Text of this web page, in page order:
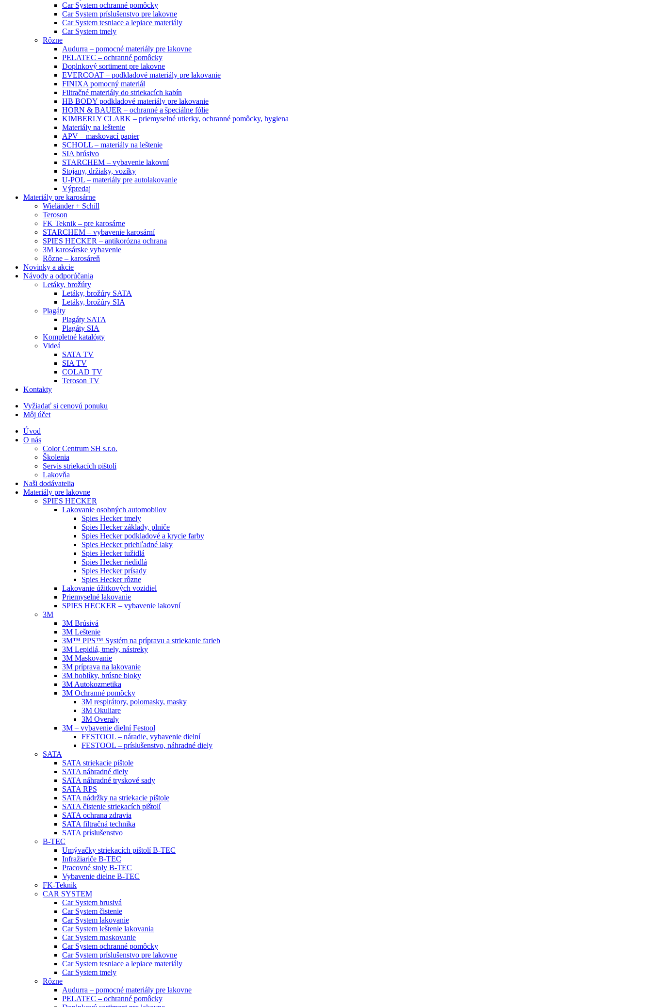
Car System ochranné pomôcky
Car System príslušenstvo pre lakovne
Car System tesniace a lepiace materiály
Car System tmely
Rôzne
Audurra – pomocné materiály pre lakovne
PELATEC – ochranné pomôcky
Doplnkový sortiment pre lakovne
EVERCOAT – podkladové materiály pre lakovanie
FINIXA pomocný materiál
Filtračné materiály do striekacích kabín
HB BODY podkladové materiály pre lakovanie
HORN & BAUER – ochranné a špeciálne fólie
KIMBERLY CLARK – priemyselné utierky, ochranné pomôcky, hygiena
Materiály na leštenie
APV – maskovací papier
SCHOLL – materiály na leštenie
SIA brúsivo
STARCHEM – vybavenie lakovní
Stojany, držiaky, vozíky
U-POL – materiály pre autolakovanie
Výpredaj
Materiály pre karosárne
Wieländer + Schill
Teroson
FK Teknik – pre karosárne
STARCHEM – vybavenie karosární
SPIES HECKER – antikorózna ochrana
3M karosárske vybavenie
Rôzne – karosáreň
Novinky a akcie
Návody a odporúčania
Letáky, brožúry
Letáky, brožúry SATA
Letáky, brožúry SIA
Plagáty
Plagáty SATA
Plagáty SIA
Kompletné katalógy
Videá
SATA TV
SIA TV
COLAD TV
Teroson TV
Kontakty
Vyžiadať si cenovú ponuku
Môj účet
Úvod
O nás
Color Centrum SH s.r.o.
Školenia
Servis striekacích pištolí
Lakovňa
Naši dodávatelia
Materiály pre lakovne
SPIES HECKER
Lakovanie osobných automobilov
Spies Hecker tmely
Spies Hecker základy, plniče
Spies Hecker podkladové a krycie farby
Spies Hecker priehľadné laky
Spies Hecker tužidlá
Spies Hecker riedidlá
Spies Hecker prísady
Spies Hecker rôzne
Lakovanie úžitkových vozidiel
Priemyselné lakovanie
SPIES HECKER – vybavenie lakovní
3M
3M Brúsivá
3M Leštenie
3M™ PPS™ Systém na prípravu a striekanie farieb
3M Lepidlá, tmely, nástreky
3M Maskovanie
3M príprava na lakovanie
3M hoblíky, brúsne bloky
3M Autokozmetika
3M Ochranné pomôcky
3M respirátory, polomasky, masky
3M Okuliare
3M Overaly
3M – vybavenie dielní Festool
FESTOOL – náradie, vybavenie dielní
FESTOOL – príslušenstvo, náhradné diely
SATA
SATA striekacie pištole
SATA náhradné diely
SATA náhradné tryskové sady
SATA RPS
SATA nádržky na striekacie pištole
SATA čistenie striekacích pištolí
SATA ochrana zdravia
SATA filtračná technika
SATA príslušenstvo
B-TEC
Umývačky striekacích pištolí B-TEC
Infražiariče B-TEC
Pracovné stoly B-TEC
Vybavenie dielne B-TEC
FK-Teknik
CAR SYSTEM
Car System brusivá
Car System čistenie
Car System lakovanie
Car System leštenie lakovania
Car System maskovanie
Car System ochranné pomôcky
Car System príslušenstvo pre lakovne
Car System tesniace a lepiace materiály
Car System tmely
Rôzne
Audurra – pomocné materiály pre lakovne
PELATEC – ochranné pomôcky